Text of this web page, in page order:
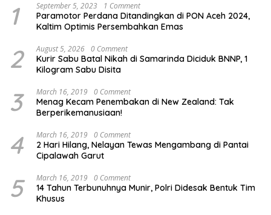
1 September 5, 2023 1 Comment
Paramotor Perdana Ditandingkan di PON Aceh 2024,
Kaltim Optimis Persembahkan Emas
2 August 5, 2026 0 Comment
Kurir Sabu Batal Nikah di Samarinda Diciduk BNNP, 1
Kilogram Sabu Disita
3 March 16, 2019 0 Comment
Menag Kecam Penembakan di New Zealand: Tak
Berperikemanusiaan!
4 March 16, 2019 0 Comment
2 Hari Hilang, Nelayan Tewas Mengambang di Pantai
Cipalawah Garut
5 March 16, 2019 0 Comment
14 Tahun Terbunuhnya Munir, Polri Didesak Bentuk Tim
Khusus